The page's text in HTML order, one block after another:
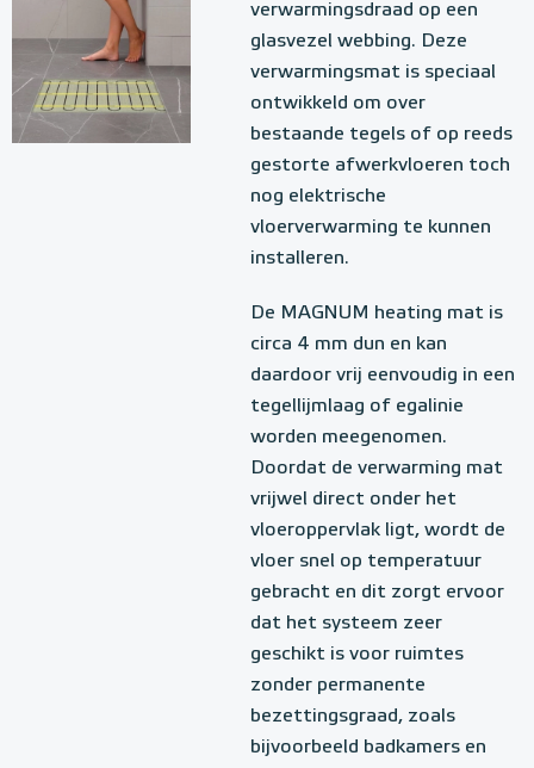
verwarmingsdraad op een
glasvezel webbing. Deze
verwarmingsmat is speciaal
ontwikkeld om over
bestaande tegels of op reeds
gestorte afwerkvloeren toch
nog elektrische
vloerverwarming te kunnen
installeren.
De MAGNUM heating mat is
circa 4 mm dun en kan
daardoor vrij eenvoudig in een
tegellijmlaag of egalinie
worden meegenomen.
Doordat de verwarming mat
vrijwel direct onder het
vloeroppervlak ligt, wordt de
vloer snel op temperatuur
gebracht en dit zorgt ervoor
dat het systeem zeer
geschikt is voor ruimtes
zonder permanente
bezettingsgraad, zoals
bijvoorbeeld badkamers en